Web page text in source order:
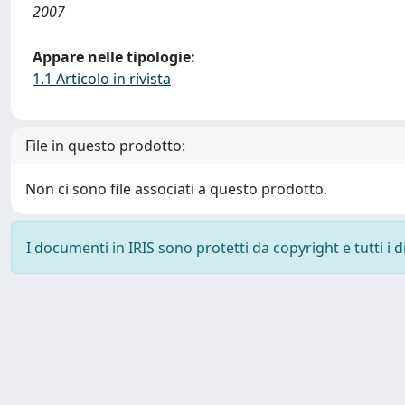
2007
Appare nelle tipologie:
1.1 Articolo in rivista
File in questo prodotto:
Non ci sono file associati a questo prodotto.
I documenti in IRIS sono protetti da copyright e tutti i